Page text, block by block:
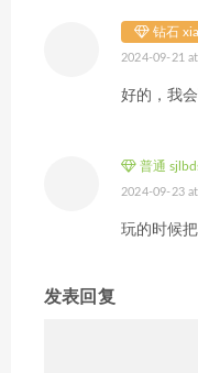
钻石
2024-09-21
好的，我会
普通
2024-09-23
玩的时候
发表回复